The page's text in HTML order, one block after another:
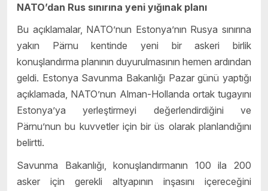
NATO’dan Rus sınırına yeni yığınak planı
Bu açıklamalar, NATO’nun Estonya’nın Rusya sınırına
yakın Pärnu kentinde yeni bir askeri birlik
konuşlandırma planının duyurulmasının hemen ardından
geldi. Estonya Savunma Bakanlığı Pazar günü yaptığı
açıklamada, NATO’nun Alman-Hollanda ortak tugayını
Estonya’ya yerleştirmeyi değerlendirdiğini ve
Pärnu’nun bu kuvvetler için bir üs olarak planlandığını
belirtti.
Savunma Bakanlığı, konuşlandırmanın 100 ila 200
asker için gerekli altyapının inşasını içereceğini